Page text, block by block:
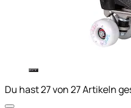
Du hast 27 von 27 Artikeln